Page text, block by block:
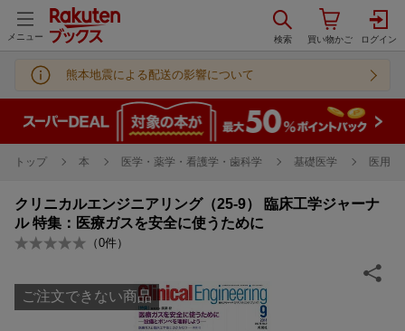
メニュー
熊本地震による配送の影響について
トップ 本 医学・薬学・看護学・歯科学 基礎医学 医用工
クリニカルエンジニアリング（25-9） 臨床工学ジャーナ
ル 特集：医療ガスを安全に使うために
（0件）
ご注文できない商品